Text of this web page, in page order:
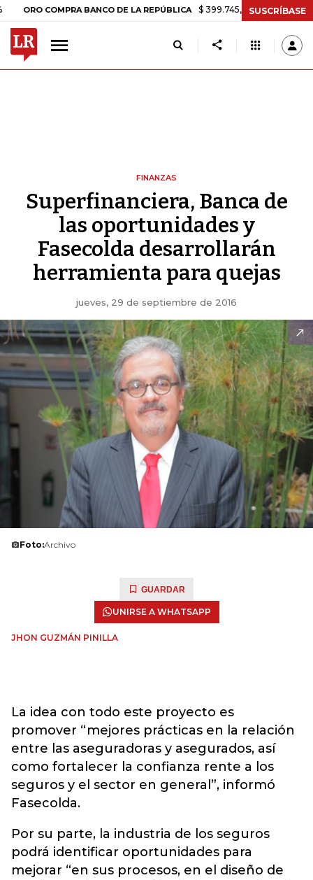
COMPRA BANCO DE LA REPÚBLICA $ 399.745,16 +$ 2.295,71 +0,58%
SUSCRÍBASE
FINANZAS
Superfinanciera, Banca de
las oportunidades y
Fasecolda desarrollarán
herramienta para quejas
jueves, 29 de septiembre de 2016
Foto:Archivo
GUARDAR
UNIRSE A WHATSAPP
JHON GUZMÁN PINILLA
La idea con todo este proyecto es
promover “mejores prácticas en la relación
entre las aseguradoras y asegurados, así
como fortalecer la confianza rente a los
seguros y el sector en general”, informó
Fasecolda.
Por su parte, la industria de los seguros
podrá identificar oportunidades para
mejorar “en sus procesos, en el diseño de